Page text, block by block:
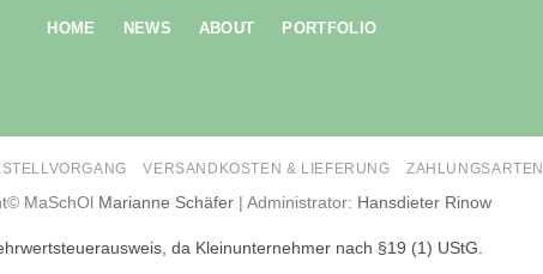
HOME NEWS ABOUT PORTFOLIO
VERSANDKOSTEN & LIEFERUNG ZAHLUNGSARTEN
MaSchOl Marianne Schäfer| Administrator: Hansdieter Rinow
da Kleinunternehmer nach §19 (1) UStG.